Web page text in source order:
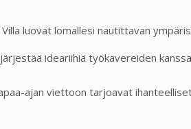
luovat lomallesi nautittavan
ideariihiä työkavereiden
ajan viettoon tarjoavat